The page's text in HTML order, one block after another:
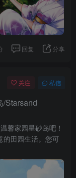
回复 分享
关注 私信
/Starsand
馨家园星砂岛吧！
的田园生活。您可